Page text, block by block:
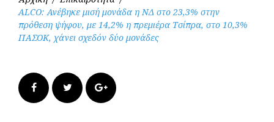
ALCO: Ανέβηκε μισή μονάδα η ΝΔ στο 23,3% στην
πρόθεση ψήφου, με 14,2% η πρεμιέρα Τσίπρα, στο 10,3%
ΠΑΣΟΚ, χάνει σχεδόν δύο μονάδες
FacebookTwitter Google+